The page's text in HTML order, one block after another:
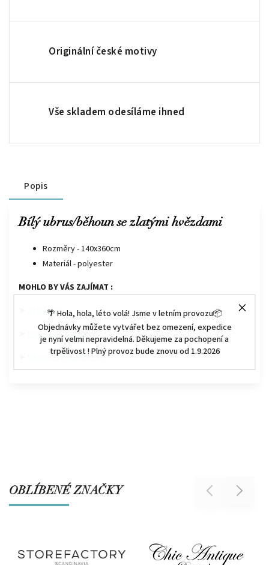
🌴 Hola, hola, léto volá! Jsme v letním provozu📦
Objednávky můžete vytvářet bez omezení, expedice
je nyní velmi nepravidelná. Děkujeme za pochopení a
trpělivost ! Plný provoz bude znovu od 1.9.2026
Originální české motivy
Vše skladem odesíláme ihned
Popis
Bílý ubrus/běhoun se zlatými hvězdami
Rozměry - 140x360cm
Materiál - polyester
MOHLO BY VÁS ZAJÍMAT :
Stolování
Kuchyně a vaření
Vánoce s HouseDecor
OBLÍBENÉ ZNAČKY Previous Next